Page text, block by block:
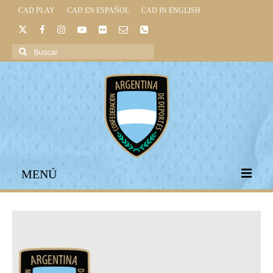
CAD PLAY CAD EN ESPAÑOL CAD IN ENGLISH
Buscar
por:
MENÚ
LEGISLACIÓN DEPORTIVA